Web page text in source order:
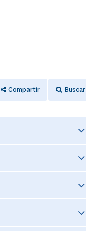
Compartir Buscar